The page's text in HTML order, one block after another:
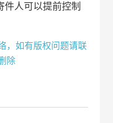
件人可以提前控制
，如有版权问题请联
除